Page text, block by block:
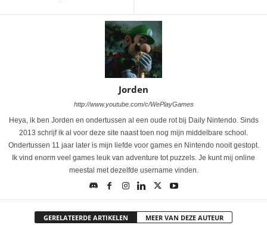
Jorden
http://www.youtube.com/c/WePlayGames
Heya, ik ben Jorden en ondertussen al een oude rot bij Daily Nintendo. Sinds
2013 schrijf ik al voor deze site naast toen nog mijn middelbare school.
Ondertussen 11 jaar later is mijn liefde voor games en Nintendo nooit gestopt.
Ik vind enorm veel games leuk van adventure tot puzzels. Je kunt mij online
meestal met dezelfde username vinden.
GERELATEERDE ARTIKELEN MEER VAN DEZE AUTEUR